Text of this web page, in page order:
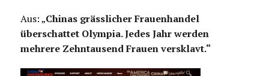
Aus: „Chinas grässlicher Frauenhandel
überschattet Olympia. Jedes Jahr werden
mehrere Zehntausend Frauen versklavt.“